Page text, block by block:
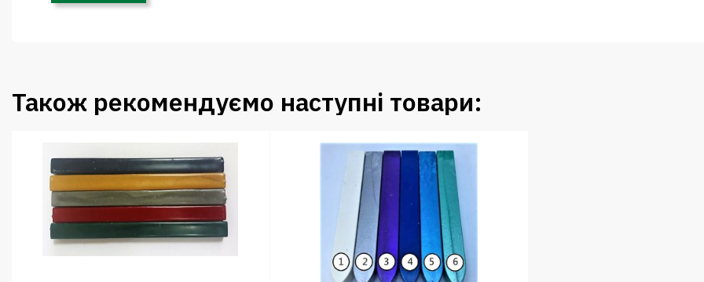
Також рекомендуємо наступні товари: